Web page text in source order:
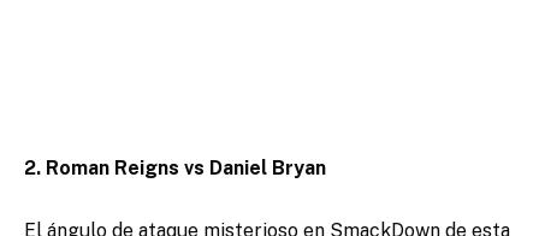
2. Roman Reigns vs Daniel Bryan
El ángulo de ataque misterioso en SmackDown de esta